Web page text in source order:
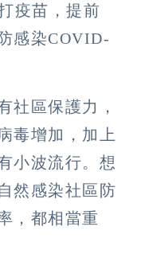
疫苗，提前
感染COVID-
社區保護力，
毒增加，加上
小波流行。想
然感染社區防
，都相當重